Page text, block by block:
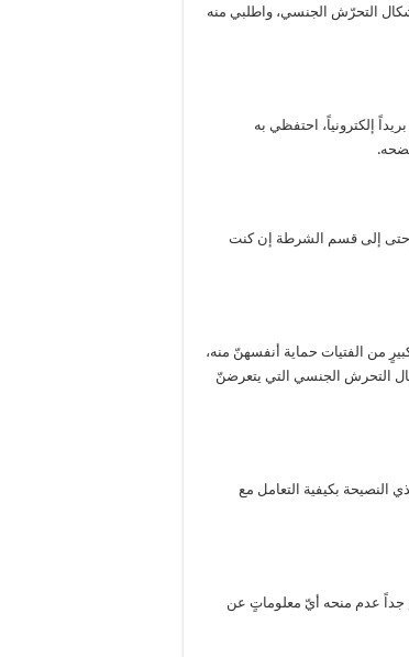
التحرّش الجنسي، واطلبي منه
إلكترونياً، احتفظي به
حتى إلى قسم الشرطة إن كنت
من الفتيات حماية أنفسهنّ منه،
التحرش الجنسي التي يتعرضنّ
النصيحة بكيفية التعامل مع
جداً عدم منحه أيّ معلوماتٍ عن